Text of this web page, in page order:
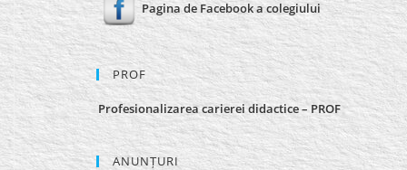
Pagina de Facebook a colegiului
PROF
Profesionalizarea carierei didactice – PROF
ANUNȚURI